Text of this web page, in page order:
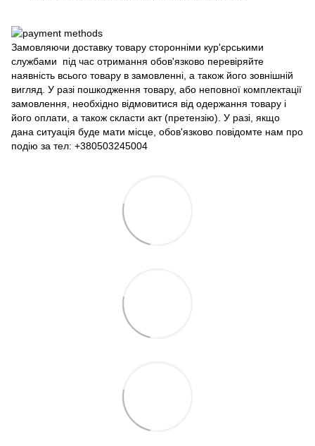
Замовляючи доставку товару сторонніми кур'єрськими
службами під час отримання обов'язково перевіряйте
наявність всього товару в замовленні, а також його зовнішній
вигляд. У разі пошкодження товару, або неповної комплектації
замовлення, необхідно відмовитися від одержання товару і
його оплати, а також скласти акт (претензію). У разі, якщо
дана ситуація буде мати місце, обов'язково повідомте нам про
подію за тел: +380503245004